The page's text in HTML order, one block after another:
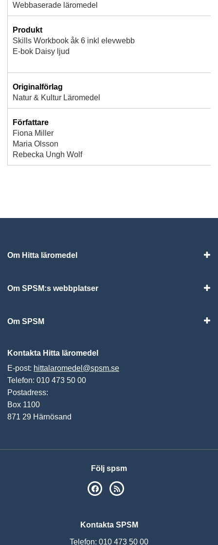
Webbaserade läromedel
Produkt
Skills Workbook åk 6 inkl elevwebb
E-bok Daisy ljud
Originalförlag
Natur & Kultur Läromedel
Författare
Fiona Miller
Maria Olsson
Rebecka Ungh Wolf
Om Hitta läromedel
Om SPSM:s webbplatser
Om SPSM
Kontakta Hitta läromedel
E-post: hittalaromedel@spsm.se
Telefon: 010 473 50 00
Postadress:
Box 1100
871 29 Härnösand
Följ spsm
SPSM på Facebook
Kontakta SPSM
Telefon: 010 473 50 00